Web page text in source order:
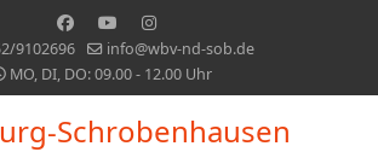
9102696
info@wbv-nd-sob.de
MO, DI, DO: 09.00 - 12.00 Uhr
Schrobenhausen